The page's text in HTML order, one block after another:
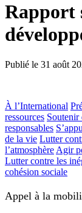
Rapport
Publié le 31 août
À l’International
ressources Soutenir
responsables
de la vie Lutter
l’atmosphère Agir
Lutter contre les
cohésion sociale
Appel à la